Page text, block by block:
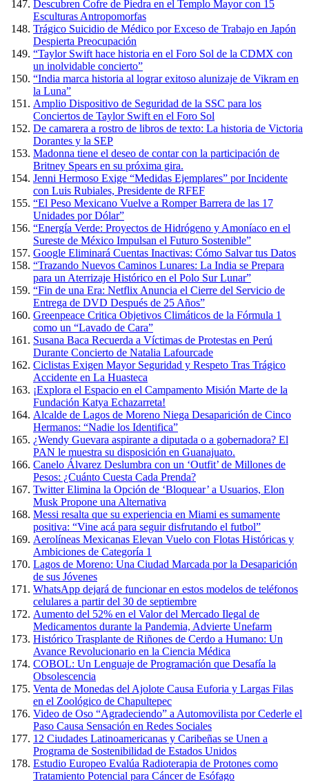
Descubren Cofre de Piedra en el Templo Mayor con 15
Esculturas Antropomorfas
Trágico Suicidio de Médico por Exceso de Trabajo en Japón
Despierta Preocupación
“Taylor Swift hace historia en el Foro Sol de la CDMX con
un inolvidable concierto”
“India marca historia al lograr exitoso alunizaje de Vikram en
la Luna”
Amplio Dispositivo de Seguridad de la SSC para los
Conciertos de Taylor Swift en el Foro Sol
De camarera a rostro de libros de texto: La historia de Victoria
Dorantes y la SEP
Madonna tiene el deseo de contar con la participación de
Britney Spears en su próxima gira.
Jenni Hermoso Exige “Medidas Ejemplares” por Incidente
con Luis Rubiales, Presidente de RFEF
“El Peso Mexicano Vuelve a Romper Barrera de las 17
Unidades por Dólar”
“Energía Verde: Proyectos de Hidrógeno y Amoníaco en el
Sureste de México Impulsan el Futuro Sostenible”
Google Eliminará Cuentas Inactivas: Cómo Salvar tus Datos
“Trazando Nuevos Caminos Lunares: La India se Prepara
para un Aterrizaje Histórico en el Polo Sur Lunar”
“Fin de una Era: Netflix Anuncia el Cierre del Servicio de
Entrega de DVD Después de 25 Años”
Greenpeace Critica Objetivos Climáticos de la Fórmula 1
como un “Lavado de Cara”
Susana Baca Recuerda a Víctimas de Protestas en Perú
Durante Concierto de Natalia Lafourcade
Ciclistas Exigen Mayor Seguridad y Respeto Tras Trágico
Accidente en La Huasteca
¡Explora el Espacio en el Campamento Misión Marte de la
Fundación Katya Echazarreta!
Alcalde de Lagos de Moreno Niega Desaparición de Cinco
Hermanos: “Nadie los Identifica”
¿Wendy Guevara aspirante a diputada o a gobernadora? El
PAN le muestra su disposición en Guanajuato.
Canelo Álvarez Deslumbra con un ‘Outfit’ de Millones de
Pesos: ¿Cuánto Cuesta Cada Prenda?
Twitter Elimina la Opción de ‘Bloquear’ a Usuarios, Elon
Musk Propone una Alternativa
Messi resalta que su experiencia en Miami es sumamente
positiva: “Vine acá para seguir disfrutando el futbol”
Aerolíneas Mexicanas Elevan Vuelo con Flotas Históricas y
Ambiciones de Categoría 1
Lagos de Moreno: Una Ciudad Marcada por la Desaparición
de sus Jóvenes
WhatsApp dejará de funcionar en estos modelos de teléfonos
celulares a partir del 30 de septiembre
Aumento del 52% en el Valor del Mercado Ilegal de
Medicamentos durante la Pandemia, Advierte Unefarm
Histórico Trasplante de Riñones de Cerdo a Humano: Un
Avance Revolucionario en la Ciencia Médica
COBOL: Un Lenguaje de Programación que Desafía la
Obsolescencia
Venta de Monedas del Ajolote Causa Euforia y Largas Filas
en el Zoológico de Chapultepec
Video de Oso “Agradeciendo” a Automovilista por Cederle el
Paso Causa Sensación en Redes Sociales
12 Ciudades Latinoamericanas y Caribeñas se Unen a
Programa de Sostenibilidad de Estados Unidos
Estudio Europeo Evalúa Radioterapia de Protones como
Tratamiento Potencial para Cáncer de Esófago